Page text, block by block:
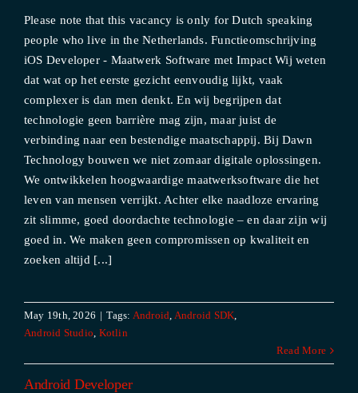
Please note that this vacancy is only for Dutch speaking
people who live in the Netherlands. Functieomschrijving
iOS Developer - Maatwerk Software met Impact Wij weten
dat wat op het eerste gezicht eenvoudig lijkt, vaak
complexer is dan men denkt. En wij begrijpen dat
technologie geen barrière mag zijn, maar juist de
verbinding naar een bestendige maatschappij. Bij Dawn
Technology bouwen we niet zomaar digitale oplossingen.
We ontwikkelen hoogwaardige maatwerksoftware die het
leven van mensen verrijkt. Achter elke naadloze ervaring
zit slimme, goed doordachte technologie – en daar zijn wij
goed in. We maken geen compromissen op kwaliteit en
zoeken altijd [...]
May 19th, 2026 | Tags: Android, Android SDK,
Android Studio, Kotlin
Read More
Android Developer